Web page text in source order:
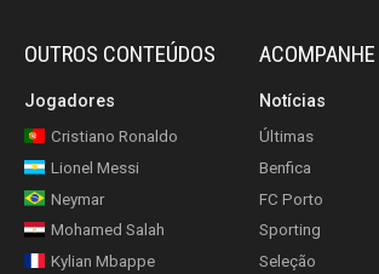
OUTROS CONTEÚDOS
Jogadores
Cristiano Ronaldo
Lionel Messi
Neymar
Mohamed Salah
Kylian Mbappe
Notícias
Últimas
Benfica
FC Porto
Sporting
Seleção